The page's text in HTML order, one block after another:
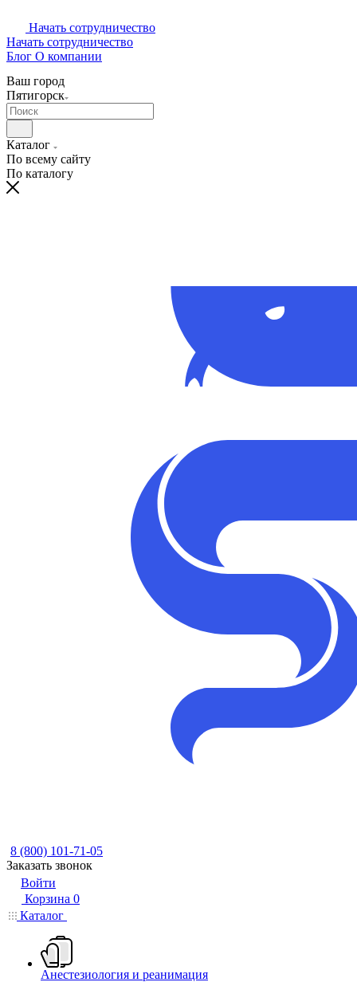
Начать сотрудничество
Начать сотрудничество
Блог О компании
Ваш город
Пятигорск
Каталог
По всему сайту
По каталогу
8 (800) 101-71-05
Заказать звонок
Войти
Корзина 0
Каталог
Анестезиология и реанимация